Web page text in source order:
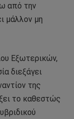
από την
μάλλον μη
Εξωτερικών,
διεξάγει
της
το καθεστώς